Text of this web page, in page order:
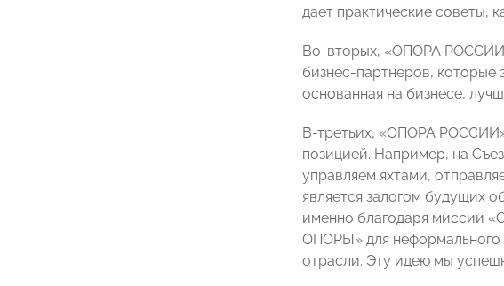
дает практические советы,
Во-вторых, «ОПОРА РОССИИ»
бизнес-партнеров, которые
основанная на бизнесе,
В-третьих, «ОПОРА
позицией. Например, на
управляем яхтами,
является залогом будущих
именно благодаря миссии
ОПОРЫ» для неформального
отрасли. Эту идею мы